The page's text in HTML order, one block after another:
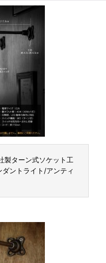
製ターン式ソケット工
ントライト/アンティ